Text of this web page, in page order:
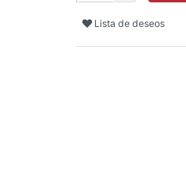
Lista de deseos